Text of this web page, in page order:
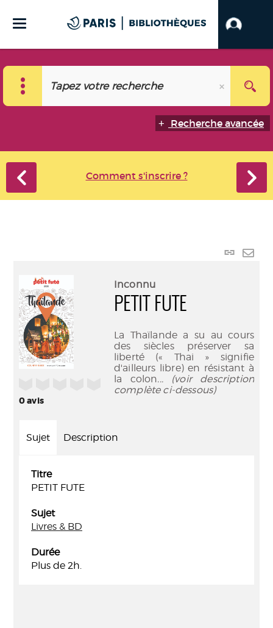
Recherche avancée
Comment s'inscrire ?
Lien
0avis
Inconnu
PETIT FUTE
La Thaïlande a su au cours
des siècles préserver sa
liberté (« Thai » signifie
d'ailleurs libre) en résistant à
la colon... (voir description
complète ci-dessous)
Sujet Description
Titre
PETIT FUTE
Sujet
Livres & BD
Durée
Plus de 2h.